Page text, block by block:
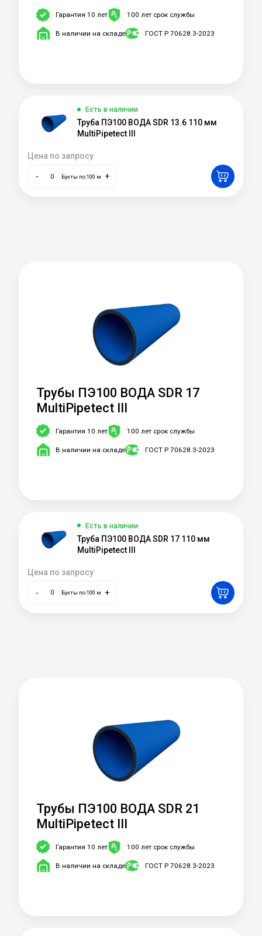
Гарантия 10 лет 100 лет срок службы
В наличии на складе ГОСТ Р 70628.3-2023
Есть в наличии
Труба ПЭ100 ВОДА SDR 13.6 110 мм
MultiPipetect III
Цена по запросу
- Бухты по 100 м +
Трубы ПЭ100 ВОДА SDR 17
MultiPipetect III
Гарантия 10 лет 100 лет срок службы
В наличии на складе ГОСТ Р 70628.3-2023
Есть в наличии
Труба ПЭ100 ВОДА SDR 17 110 мм
MultiPipetect III
Цена по запросу
- Бухты по 100 м +
Трубы ПЭ100 ВОДА SDR 21
MultiPipetect III
Гарантия 10 лет 100 лет срок службы
В наличии на складе ГОСТ Р 70628.3-2023